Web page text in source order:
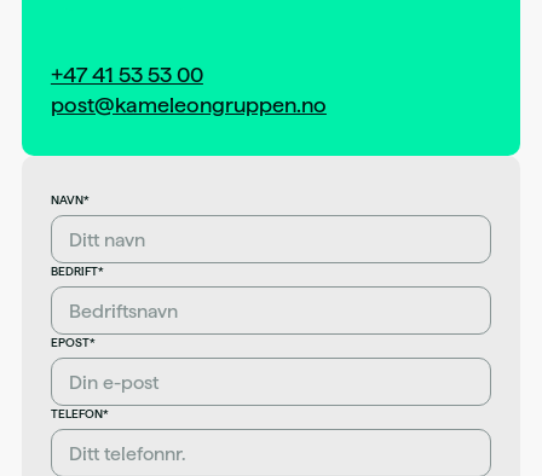
+47 41 53 53 00
post@kameleongruppen.no
NAVN*
BEDRIFT*
EPOST*
TELEFON*